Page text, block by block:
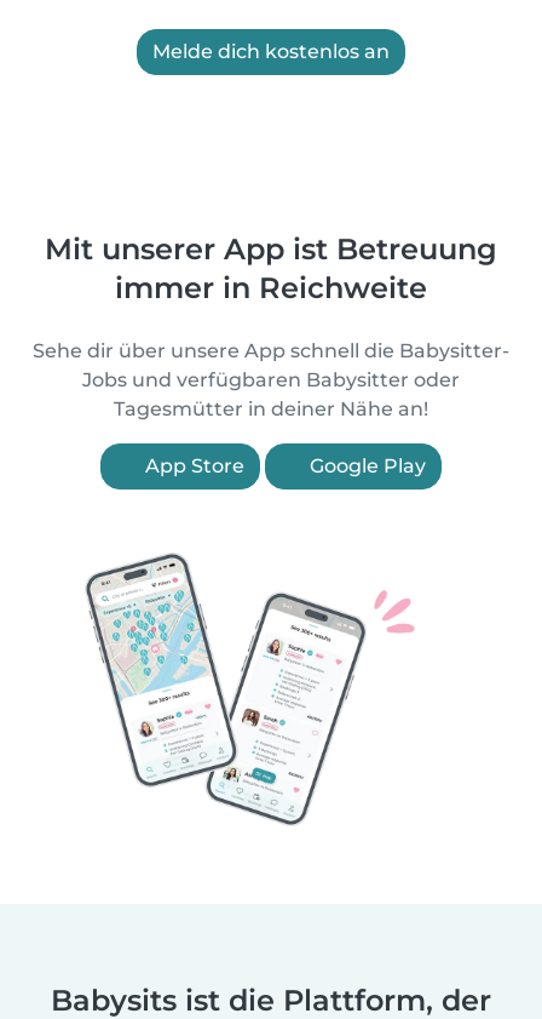
Melde dich kostenlos an
Mit unserer App ist Betreuung
immer in Reichweite
Sehe dir über unsere App schnell die Babysitter-
Jobs und verfügbaren Babysitter oder
Tagesmütter in deiner Nähe an!
App Store Google Play
Babysits ist die Plattform, der